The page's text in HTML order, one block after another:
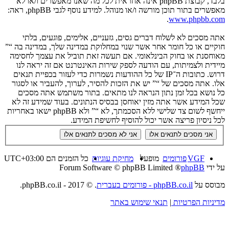
מאפשרים בתור תוכן מורשה ו/או מנוהל. למידע נוסף לגבי phpBB, ראה:
www.phpbb.com
.
אתה מסכים לא לשלוח דברים גסים, גזעניים, אלימים, פוגעים, בלתי
חוקיים או כל חומר אחר אשר שנוי במחלוקת במדינה שלך, במדינה בה “”
מאוחסנת או בחוק הבינלאומי. אם תעשה זאת תוביל את עצמך לחסימה
מיידית ולצמיתות, עם הודעה לספק שירות האינטרנט אם זה יראה לנו
דרוש. כתובות ה־IP של כל ההודעות נשמרות כדי לעזור בכפיית תנאים
אלו. אתה מסכים של “” יש את הזכות להסיר, לערוך, להעביר או לסגור
כל נושא בכל זמן נתון הנראה לנו מתאים. בתור משתמש אתה מסכים
שכל המידע אשר אתה מזין יאוחסן בבסיס הנתונים. בעוד שמידע זה לא
ייחשף לשום צד שלישי ללא הסכמתך, לא “” ולא phpBB ישאו באחריות
לכל ניסיון פריצה אשר יכול להוסיף לחשיפת המידע.
VGFפורומים כל הזמנים הם UTC+03:00 מחיקת עוגיות
מופעל
על ידי phpBB
® Forum Software © phpBB Limited
מבוסס על phpBB.co.il - פורומים בעברית
. © 2017 - phpBB.co.il.
מדיניות הפרטיות | תנאי שימוש באתר